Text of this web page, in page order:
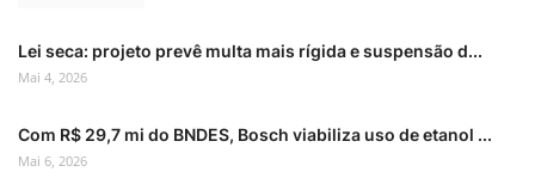
Lei seca: projeto prevê multa mais rígida e suspensão d...
Mai 4, 2026
Com R$ 29,7 mi do BNDES, Bosch viabiliza uso de etanol ...
Mai 6, 2026